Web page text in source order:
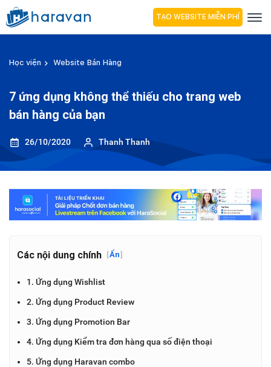
TẠO WEBSITE MIỄN PHÍ
Học viện Website Bán Hàng
7 ứng dụng không thể thiếu cho trang web
bán hàng của bạn
26/10/2020 Thanh Thanh
Các nội dung chính [Ẩn]
1. Ứng dụng Wishlist
2. Ứng dụng Product Review
3. Ứng dụng Promotion Bar
4. Ứng dụng Kiểm tra đơn hàng qua số điện thoại
5. Ứng dụng Haravan combo